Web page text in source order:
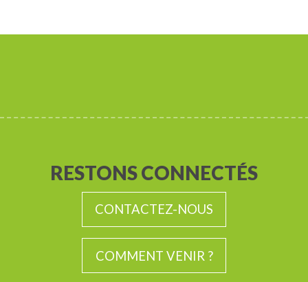
RESTONS CONNECTÉS
CONTACTEZ-NOUS
COMMENT VENIR ?